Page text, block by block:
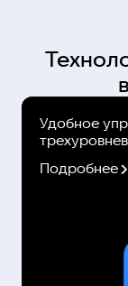
Удобное
Подробнее